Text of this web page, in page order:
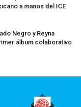
a manos del ICE
Negro y Reyna
álbum colaborativo